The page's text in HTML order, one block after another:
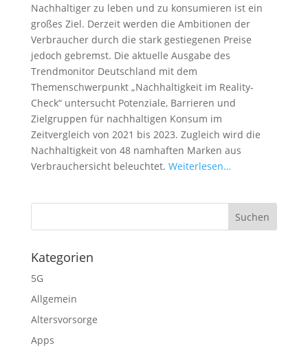
Nachhaltiger zu leben und zu konsumieren ist ein
großes Ziel. Derzeit werden die Ambitionen der
Verbraucher durch die stark gestiegenen Preise
jedoch gebremst. Die aktuelle Ausgabe des
Trendmonitor Deutschland mit dem
Themenschwerpunkt „Nachhaltigkeit im Reality-
Check“ untersucht Potenziale, Barrieren und
Zielgruppen für nachhaltigen Konsum im
Zeitvergleich von 2021 bis 2023. Zugleich wird die
Nachhaltigkeit von 48 namhaften Marken aus
Verbrauchersicht beleuchtet. Weiterlesen…
Kategorien
5G
Allgemein
Altersvorsorge
Apps